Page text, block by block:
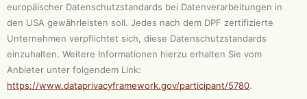
europäischer Datenschutzstandards bei Datenverarbeitungen in
den USA gewährleisten soll. Jedes nach dem DPF zertifizierte
Unternehmen verpflichtet sich, diese Datenschutzstandards
einzuhalten. Weitere Informationen hierzu erhalten Sie vom
Anbieter unter folgendem Link:
https://www.dataprivacyframework.gov/participant/5780.